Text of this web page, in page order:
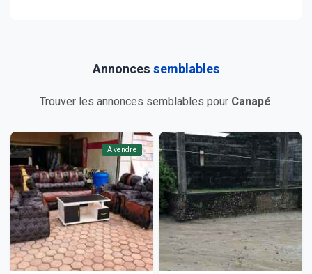
Annoncessemblables
Trouver les annonces semblables pour Canapé.
A vendre